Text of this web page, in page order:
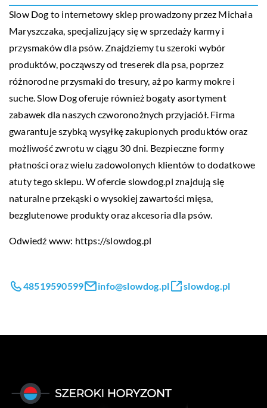
Slow Dog to internetowy sklep prowadzony przez Michała
Maryszczaka, specjalizujący się w sprzedaży karmy i
przysmaków dla psów. Znajdziemy tu szeroki wybór
produktów, począwszy od treserek dla psa, poprzez
różnorodne przysmaki do tresury, aż po karmy mokre i
suche. Slow Dog oferuje również bogaty asortyment
zabawek dla naszych czworonożnych przyjaciół. Firma
gwarantuje szybką wysyłkę zakupionych produktów oraz
możliwość zwrotu w ciągu 30 dni. Bezpieczne formy
płatności oraz wielu zadowolonych klientów to dodatkowe
atuty tego sklepu. W ofercie slowdog.pl znajdują się
naturalne przekąski o wysokiej zawartości mięsa,
bezglutenowe produkty oraz akcesoria dla psów.
Odwiedź www: https://slowdog.pl
48519590599 info@slowdog.pl slowdog.pl